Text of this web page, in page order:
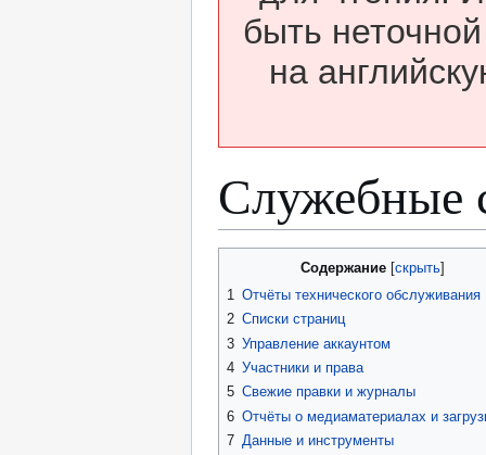
быть
на
Служебные
Содержание
1 Отчёты технического обслуживания
2 Списки страниц
3 Управление аккаунтом
4 Участники и права
5 Свежие правки и журналы
6 Отчёты о медиаматериалах и
7 Данные и инструменты